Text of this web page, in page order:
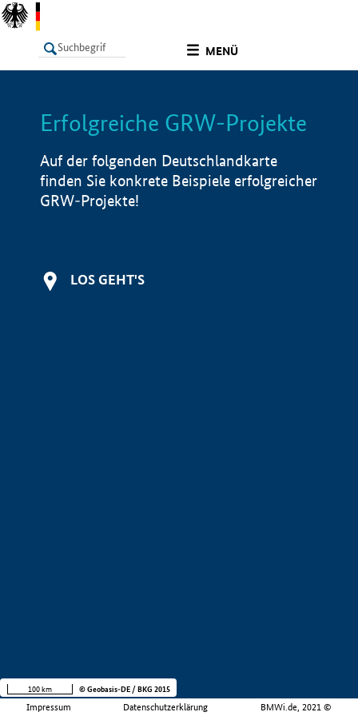
MENÜ
LISTE Info
Erfolgreiche GRW-Projekte
Auf der folgenden Deutschlandkarte
finden Sie konkrete Beispiele erfolgreicher
GRW-Projekte!
LOS GEHT'S
Impressum Datenschutzerklärung BMWi.de, 2021 ©
100 km © Geobasis-DE / BKG 2015